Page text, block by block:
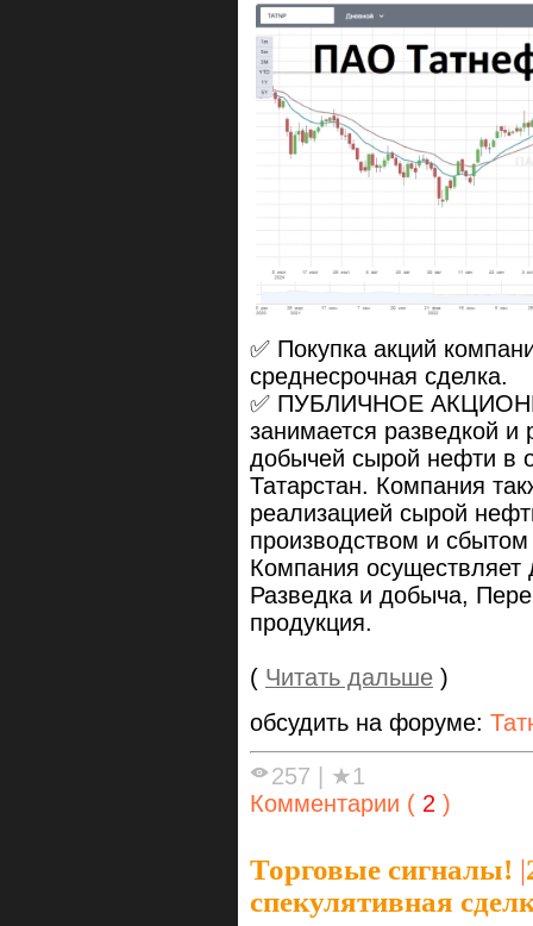
✅ Покупка акций
среднесрочная сделка.
✅ ПУБЛИЧНОЕ
занимается разведкой и
добычей сырой нефти в
Татарстан. Компания
реализацией сырой
производством и
Компания осуществляет
Разведка и добыча,
продукция.
( Читать дальше )
обсудить на форуме:
257
★1
Комментарии ( 2 )
Торговые сигналы! |
спекулятивная